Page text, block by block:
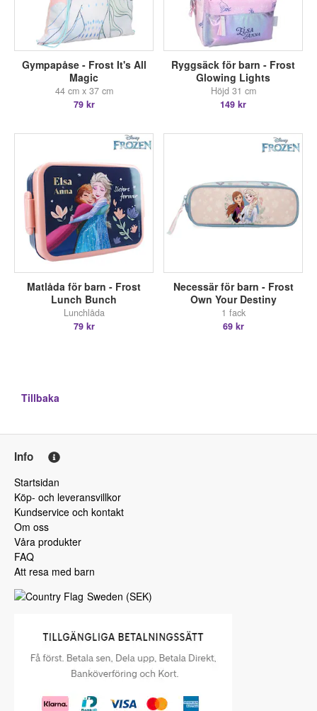
Gympapåse - Frost It's All
Magic
44 cm x 37 cm
79 kr
Ryggsäck för barn - Frost
Glowing Lights
Höjd 31 cm
149 kr
Matlåda för barn - Frost
Lunch Bunch
Lunchlåda
79 kr
Necessär för barn - Frost
Own Your Destiny
1 fack
69 kr
Tillbaka
Info
Startsidan
Köp- och leveransvillkor
Kundservice och kontakt
Om oss
Våra produkter
FAQ
Att resa med barn
Sweden (SEK)